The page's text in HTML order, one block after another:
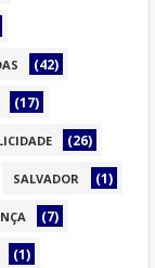
(42)
(17)
(26)
SALVADOR (1)
(7)
(1)